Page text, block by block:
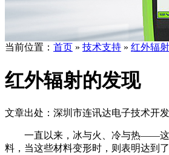
当前位置： 首页 » 技术支持 » 红外辐
红外辐射的发现
文章出处：深圳市连讯达电子技术开
一直以来，冰与火、冷与热——这
料，当这些材料变形时，则表明达到